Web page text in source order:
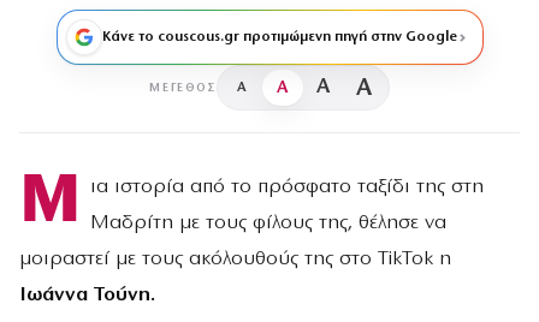
Κάνε το couscous.gr προτιμώμενη πηγή στην Google
ΜΈΓΕΘΟΣ A A A A
Μ
ια ιστορία από το πρόσφατο ταξίδι της στη
Μαδρίτη με τους φίλους της, θέλησε να
μοιραστεί με τους ακόλουθούς της στο TikTok η
Ιωάννα Τούνη.